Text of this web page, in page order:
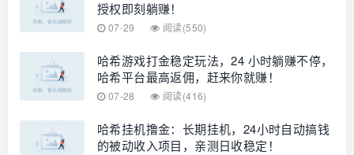
授权即刻躺赚！
07-29 阅读(550)
哈希游戏打金稳定玩法，24 小时躺赚不停，
哈希平台最高返佣，赶来你就赚！
07-28 阅读(416)
哈希挂机撸金：长期挂机，24小时自动搞钱
的被动收入项目，亲测日收稳定！